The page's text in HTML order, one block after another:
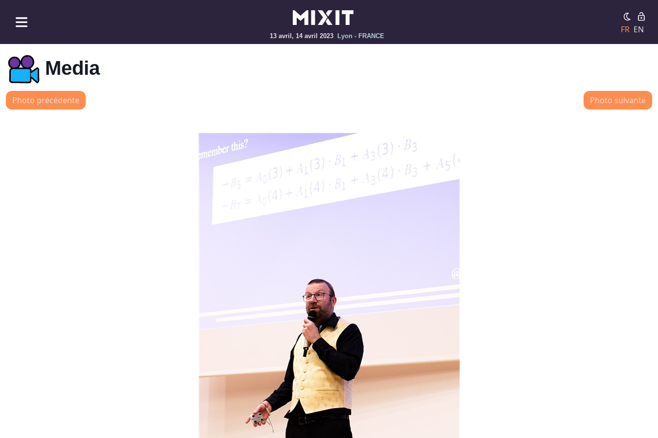
13 avril, 14 avril 2023 Lyon - FRANCE
FR EN
Media
Photo précédente Photo suivante